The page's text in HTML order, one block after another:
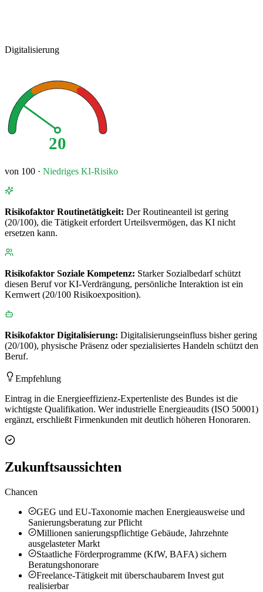
Digitalisierung
20
von 100 · Niedriges KI-Risiko
Risikofaktor Routinetätigkeit: Der Routineanteil ist gering
(20/100), die Tätigkeit erfordert Urteilsvermögen, das KI nicht
ersetzen kann.
Risikofaktor Soziale Kompetenz: Starker Sozialbedarf schützt
diesen Beruf vor KI-Verdrängung, persönliche Interaktion ist ein
Kernwert (20/100 Risikoexposition).
Risikofaktor Digitalisierung: Digitalisierungseinfluss bisher gering
(20/100), physische Präsenz oder spezialisiertes Handeln schützt den
Beruf.
Empfehlung
Eintrag in die Energieeffizienz-Expertenliste des Bundes ist die
wichtigste Qualifikation. Wer industrielle Energieaudits (ISO 50001)
ergänzt, erschließt Firmenkunden mit deutlich höheren Honoraren.
Zukunftsaussichten
Chancen
GEG und EU-Taxonomie machen Energieausweise und
Sanierungsberatung zur Pflicht
Millionen sanierungspflichtige Gebäude, Jahrzehnte
ausgelasteter Markt
Staatliche Förderprogramme (KfW, BAFA) sichern
Beratungshonorare
Freelance-Tätigkeit mit überschaubarem Invest gut
realisierbar